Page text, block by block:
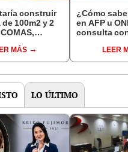
construir
100m2 y 2
LIMA
MÁS
¿Cómo
en AFP u
consulta
pensiones
LEER
LO ÚLTIMO